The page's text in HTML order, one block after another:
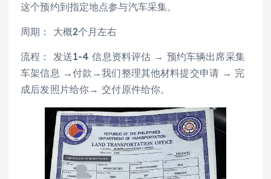
这个预约到指定地点参与汽车采集。
周期： 大概2个月左右
流程： 发送1-4 信息资料评估 → 预约车辆出席采集
车架信息 →付款→我们整理其他材料提交申请 → 完
成后发照片给你→ 交付原件给你。